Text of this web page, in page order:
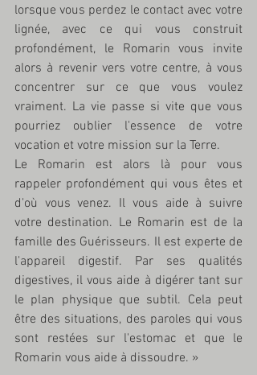
lorsque vous perdez le contact avec votre
lignée, avec ce qui vous construit
profondément, le Romarin vous invite
alors à revenir vers votre centre, à vous
concentrer sur ce que vous voulez
vraiment. La vie passe si vite que vous
pourriez oublier l'essence de votre
vocation et votre mission sur la Terre.
Le Romarin est alors là pour vous
rappeler profondément qui vous êtes et
d'où vous venez. Il vous aide à suivre
votre destination. Le Romarin est de la
famille des Guérisseurs. Il est experte de
l'appareil digestif. Par ses qualités
digestives, il vous aide à digérer tant sur
le plan physique que subtil. Cela peut
être des situations, des paroles qui vous
sont restées sur l'estomac et que le
Romarin vous aide à dissoudre. »